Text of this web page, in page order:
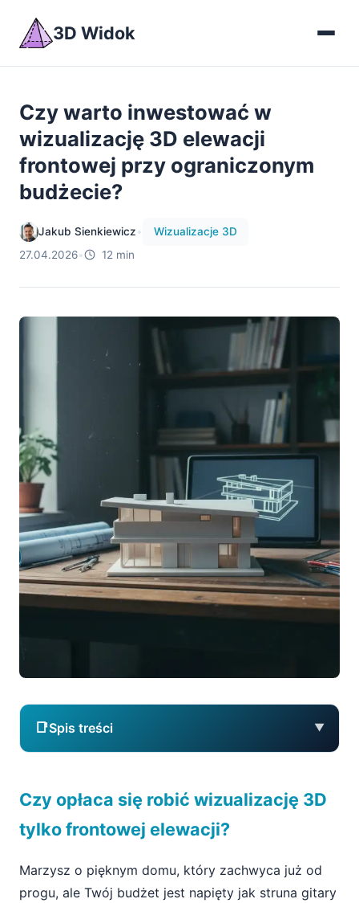
3D Widok
Czy warto inwestować w
wizualizację 3D elewacji
frontowej przy ograniczonym
budżecie?
Jakub Sienkiewicz•
Wizualizacje 3D
27.04.2026• 12 min
📑Spis treści ▼
frontowej elewacji?
Po co w ogóle wizualizacja 3D elewacji?
Ograniczony budżet – codzienność
polskiego inwestora
Czy opłaca się robić wizualizację 3D
tylko frontowej elewacji?
Marzysz o pięknym domu, który zachwyca już od
progu, ale Twój budżet jest napięty jak struna gitary